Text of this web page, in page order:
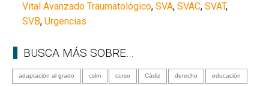
Vital Avanzado Traumatológico,SVA,SVAC,SVAT,
SVB,Urgencias
BUSCA MÁS SOBRE…
adaptación al grado cslm curso Cádiz derecho educación